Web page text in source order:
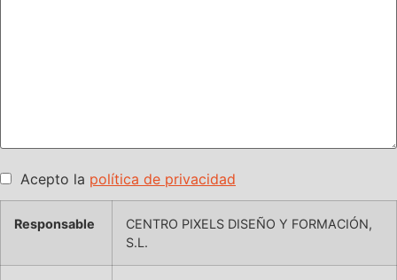
Acepto la política de privacidad
Responsable
CENTRO PIXELS DISEÑO Y FORMACIÓN,
S.L.